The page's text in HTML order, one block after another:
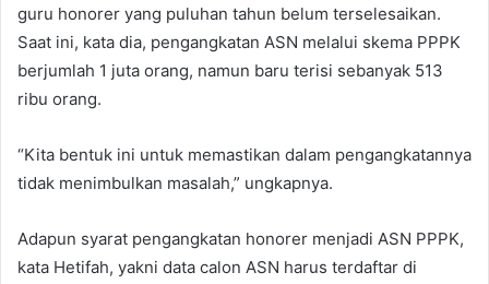
guru honorer yang puluhan tahun belum terselesaikan.
Saat ini, kata dia, pengangkatan ASN melalui skema PPPK
berjumlah 1 juta orang, namun baru terisi sebanyak 513
ribu orang.
“Kita bentuk ini untuk memastikan dalam pengangkatannya
tidak menimbulkan masalah,” ungkapnya.
Adapun syarat pengangkatan honorer menjadi ASN PPPK,
kata Hetifah, yakni data calon ASN harus terdaftar di